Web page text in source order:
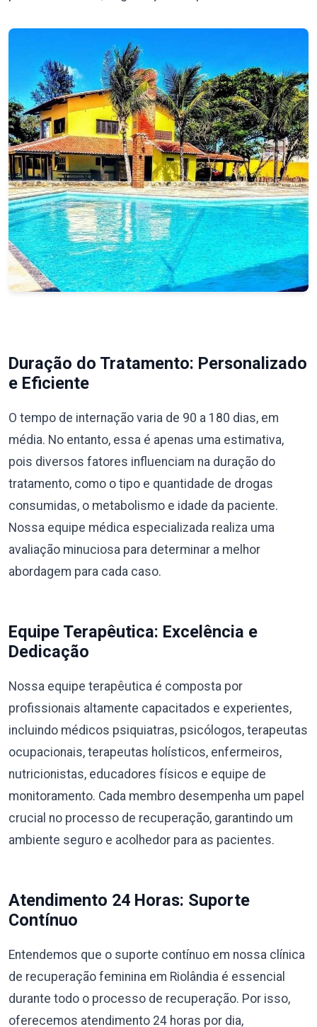
Duração do Tratamento: Personalizado
e Eficiente
O tempo de internação varia de 90 a 180 dias, em
média. No entanto, essa é apenas uma estimativa,
pois diversos fatores influenciam na duração do
tratamento, como o tipo e quantidade de drogas
consumidas, o metabolismo e idade da paciente.
Nossa equipe médica especializada realiza uma
avaliação minuciosa para determinar a melhor
abordagem para cada caso.
Equipe Terapêutica: Excelência e
Dedicação
Nossa equipe terapêutica é composta por
profissionais altamente capacitados e experientes,
incluindo médicos psiquiatras, psicólogos, terapeutas
ocupacionais, terapeutas holísticos, enfermeiros,
nutricionistas, educadores físicos e equipe de
monitoramento. Cada membro desempenha um papel
crucial no processo de recuperação, garantindo um
ambiente seguro e acolhedor para as pacientes.
Atendimento 24 Horas: Suporte
Contínuo
Entendemos que o suporte contínuo em nossa clínica
de recuperação feminina em Riolândia é essencial
durante todo o processo de recuperação. Por isso,
oferecemos atendimento 24 horas por dia,